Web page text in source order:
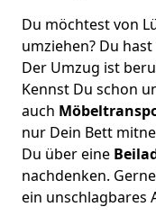
Du möchtest von
umziehen? Du
Der Umzug ist
Kennst Du schon
auch
nur Dein Bett
Du über eine
nachdenken.
ein unschlagbares